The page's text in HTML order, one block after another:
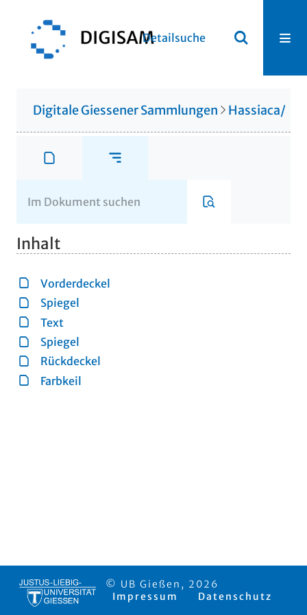
Detailsuche
Digitale Giessener Sammlungen Hassiaca/
Inhalt
Vorderdeckel
Spiegel
Text
Spiegel
Rückdeckel
Farbkeil
© UB Gießen, 2026
Impressum
Datenschutz